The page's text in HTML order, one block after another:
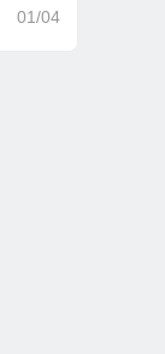
娘！
01/04